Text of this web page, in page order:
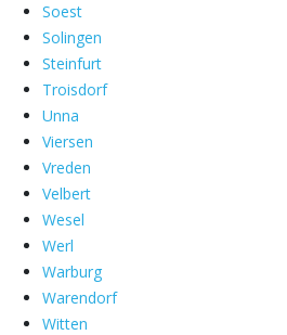
Soest
Solingen
Steinfurt
Troisdorf
Unna
Viersen
Vreden
Velbert
Wesel
Werl
Warburg
Warendorf
Witten